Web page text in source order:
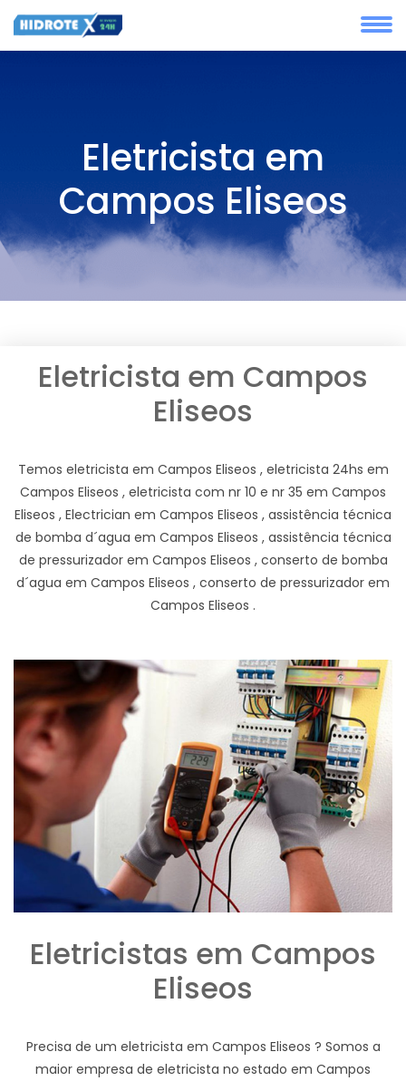
Eletricista em
Campos Eliseos
Eletricista em Campos
Eliseos
Temos eletricista em Campos Eliseos , eletricista 24hs em
Campos Eliseos , eletricista com nr 10 e nr 35 em Campos
Eliseos , Electrician em Campos Eliseos , assistência técnica
de bomba d´agua em Campos Eliseos , assistência técnica
de pressurizador em Campos Eliseos , conserto de bomba
d´agua em Campos Eliseos , conserto de pressurizador em
Campos Eliseos .
Eletricistas em Campos
Eliseos
Precisa de um eletricista em Campos Eliseos ? Somos a
maior empresa de eletricista no estado em Campos